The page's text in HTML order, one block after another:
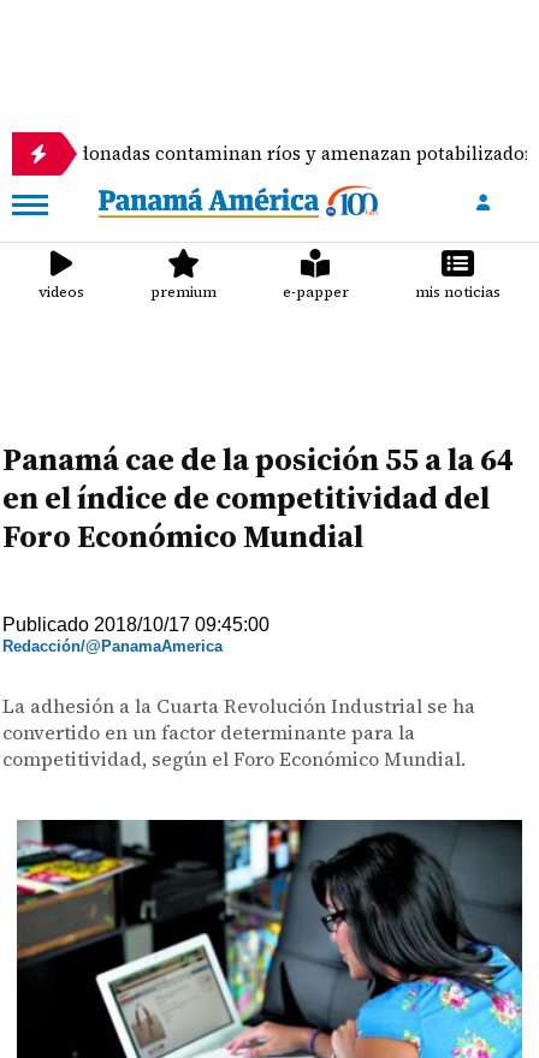
contaminan ríos y amenazan potabilizadora en La
videos premium e-papper mis noticias
Panamá cae de la posición 55 a la 64
en el índice de competitividad del
Foro Económico Mundial
Publicado 2018/10/17 09:45:00
Redacción/@PanamaAmerica
La adhesión a la Cuarta Revolución Industrial se ha
convertido en un factor determinante para la
competitividad, según el Foro Económico Mundial.